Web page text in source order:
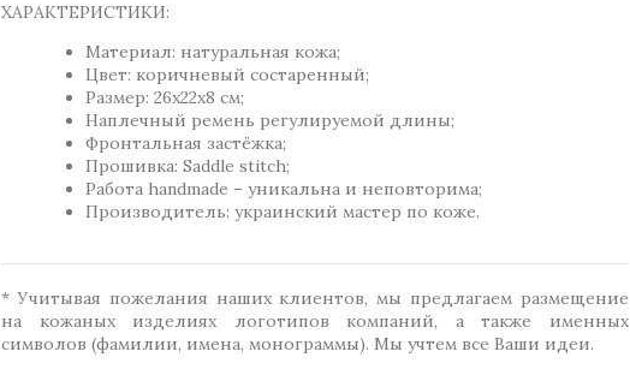
ХАРАКТЕРИСТИКИ:
Материал: натуральная кожа;
Цвет: коричневый состаренный;
Размер: 26х22х8 см;
Наплечный ремень регулируемой длины;
Фронтальная застёжка;
Прошивка: Saddle stitch;
Работа handmade – уникальна и неповторима;
Производитель: украинский мастер по коже.
* Учитывая пожелания наших клиентов, мы предлагаем размещение
на кожаных изделиях логотипов компаний, а также именных
символов (фамилии, имена, монограммы). Мы учтем все Ваши идеи.